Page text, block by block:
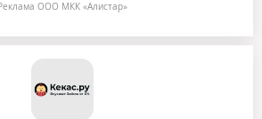
ООО МКК «Алистар»